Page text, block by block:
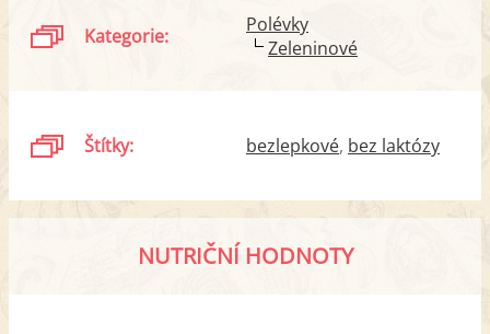
Kategorie:
Polévky
Zeleninové
Štítky: bezlepkové bez laktózy
NUTRIČNÍ HODNOTY